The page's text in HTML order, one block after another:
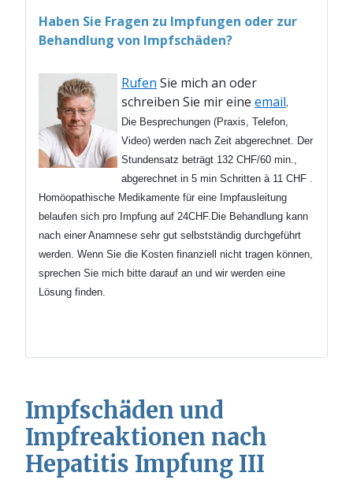
Haben Sie Fragen zu Impfungen oder zur
Behandlung von Impfschäden?
Rufen Sie mich an oder
schreiben Sie mir eine email.
Die Besprechungen (Praxis, Telefon,
Video) werden nach Zeit abgerechnet. Der
Stundensatz beträgt 132 CHF/60 min.,
abgerechnet in 5 min Schritten à 11 CHF .
Homöopathische Medikamente für eine Impfausleitung
belaufen sich pro Impfung auf 24CHF.Die Behandlung kann
nach einer Anamnese sehr gut selbstständig durchgeführt
werden. Wenn Sie die Kosten finanziell nicht tragen können,
sprechen Sie mich bitte darauf an und wir werden eine
Lösung finden.
Impfschäden und
Impfreaktionen nach
Hepatitis Impfung III